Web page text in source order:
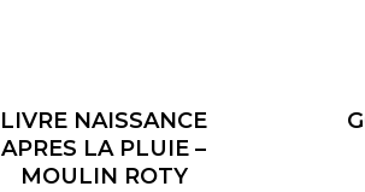
LIVRE NAISSANCE
APRES LA PLUIE –
MOULIN ROTY